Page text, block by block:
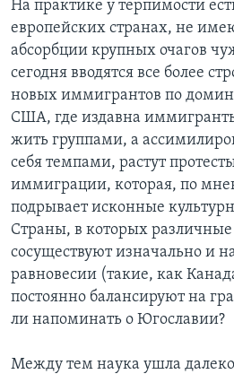
На практике у терпимости
европейских странах, не
абсорбции крупных очагов
сегодня вводятся все более
новых иммигрантов по
США, где издавна
жить группами, а
себя темпами, растут
иммиграции, которая, по
подрывает исконные
Страны, в которых
сосуществуют изначально и
равновесии (такие, как
постоянно балансируют на
ли напоминать о Югославии?
Между тем наука ушла